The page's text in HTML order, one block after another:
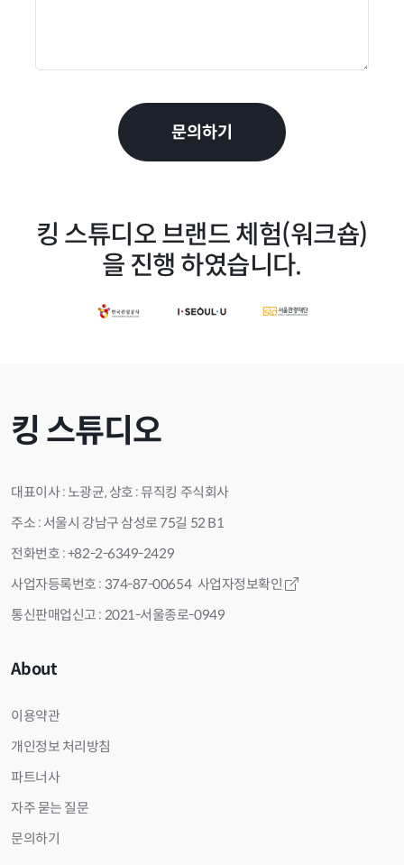
문의하기
킹 스튜디오 브랜드 체험(워크숍)
을 진행 하였습니다.
킹 스튜디오
대표이사 : 노광균, 상호 : 뮤직킹 주식회사
주소 : 서울시 강남구 삼성로 75길 52 B1
전화번호 : +82-2-6349-2429
사업자등록번호 : 374-87-00654 사업자정보확인
통신판매업신고 : 2021-서울종로-0949
About
이용약관
개인정보 처리방침
파트너사
자주 묻는 질문
문의하기